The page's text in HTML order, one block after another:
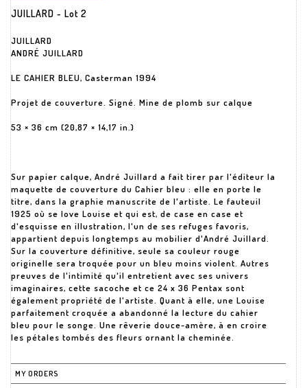
JUILLARD - Lot 2
JUILLARD
ANDRÉ JUILLARD
LE CAHIER BLEU, Casterman 1994
Projet de couverture. Signé. Mine de plomb sur calque
53 × 36 cm (20,87 × 14,17 in.)
Sur papier calque, André Juillard a fait tirer par l'éditeur la
maquette de couverture du Cahier bleu : elle en porte le
titre, dans la graphie manuscrite de l'artiste. Le fauteuil
1925 où se love Louise et qui est, de case en case et
d'esquisse en illustration, l'un de ses refuges favoris,
appartient depuis longtemps au mobilier d'André Juillard.
Sur la couverture définitive, seule sa couleur rouge
originelle sera troquée pour un bleu moins violent. Autres
preuves de l'intimité qu'il entretient avec ses univers
imaginaires, cette sacoche et ce 24 x 36 Pentax sont
également propriété de l'artiste. Quant à elle, une Louise
parfaitement croquée a abandonné la lecture du cahier
bleu pour le songe. Une rêverie douce-amère, à en croire
les pétales tombés des fleurs ornant la cheminée.
MY ORDERS